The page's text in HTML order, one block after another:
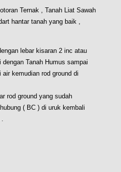
Ternak , Tanah Liat Sawah
hantar tanah yang baik ,
lebar kisaran 2 inc atau
Tanah Humus sampai
kemudian rod ground di
rod ground yang sudah
( BC ) di uruk kembali